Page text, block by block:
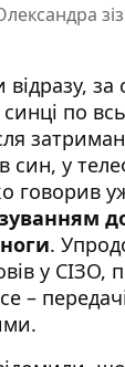
за
по
син, у
говорив
.
у СІЗО,
–